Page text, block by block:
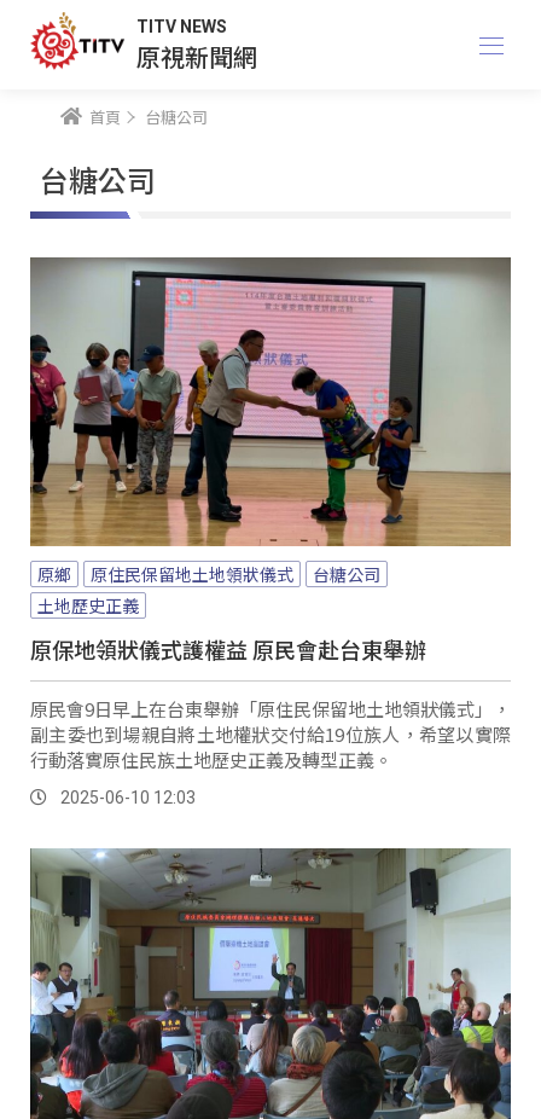
TITV NEWS
原視新聞網
首頁 台糖公司
台糖公司
原鄉 原住民保留地土地領狀儀式
台糖公司
土地歷史正義
原保地領狀儀式護權益 原民會赴台東舉辦
原民會9日早上在台東舉辦「原住民保留地土地領狀儀式」，
副主委也到場親自將土地權狀交付給19位族人，希望以實際
行動落實原住民族土地歷史正義及轉型正義。
2025-06-10 12:03